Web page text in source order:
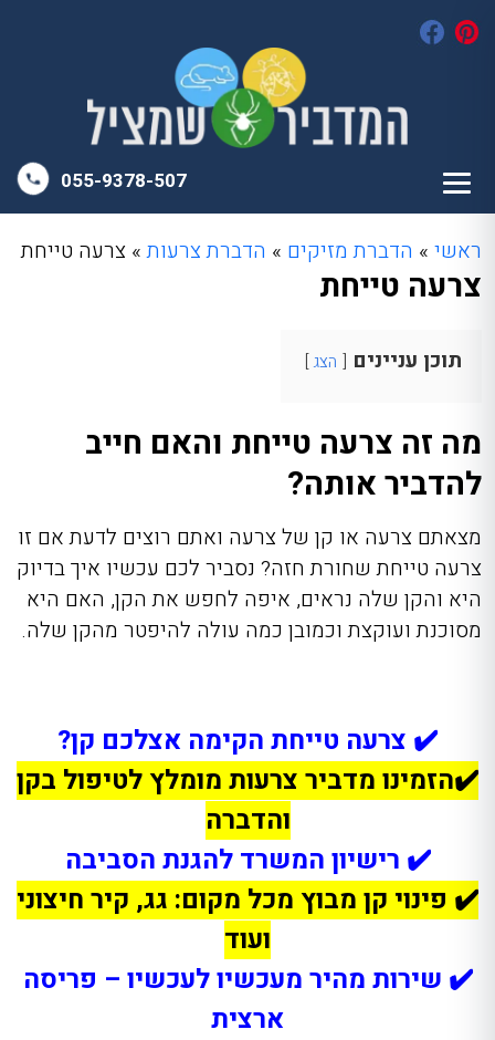
055-9378-507
ראשי » הדברת מזיקים » הדברת צרעות» צרעה טייחת
צרעה טייחת
תוכן עניינים הצג
מה זה צרעה טייחת והאם חייב
להדביר אותה?
מצאתם צרעה או קן של צרעה ואתם רוצים לדעת אם זו
צרעה טייחת שחורת חזה? נסביר לכם עכשיו איך בדיוק
היא והקן שלה נראים, איפה לחפש את הקן, האם היא
מסוכנת ועוקצת וכמובן כמה עולה להיפטר מהקן שלה.
✔️ צרעה טייחת הקימה אצלכם קן?
✔️הזמינו מדביר צרעות מומלץ לטיפול בקן
והדברה
✔️ רישיון המשרד להגנת הסביבה
✔️ פינוי קן מבוץ מכל מקום: גג, קיר חיצוני
ועוד
✔️ שירות מהיר מעכשיו לעכשיו – פריסה
ארצית